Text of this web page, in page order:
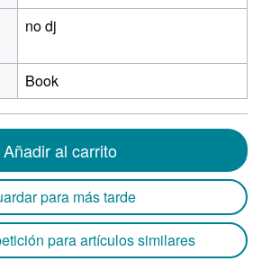
no dj
Book
Añadir al carrito
para más tarde
para artículos similares